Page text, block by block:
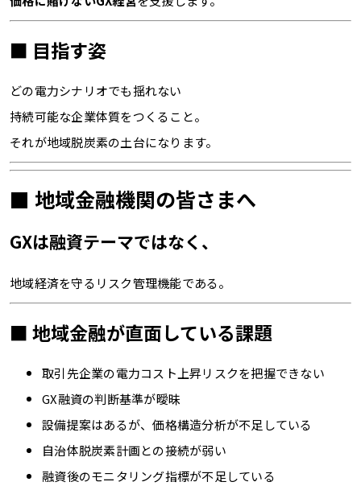
■ 目指す姿
どの電力シナリオでも揺れない
持続可能な企業体質をつくること。
それが地域脱炭素の土台になります。
■ 地域金融機関の皆さまへ
GXは融資テーマではなく、
地域経済を守るリスク管理機能である。
■ 地域金融が直面している課題
取引先企業の電力コスト上昇リスクを把握できない
GX融資の判断基準が曖昧
設備提案はあるが、価格構造分析が不足している
自治体脱炭素計画との接続が弱い
融資後のモニタリング指標が不足している